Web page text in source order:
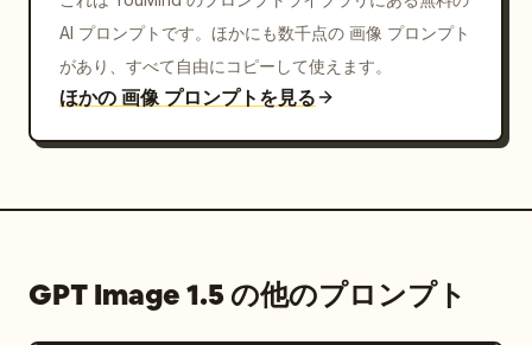
AI プロンプトです。ほかにも数千点の 画像 プロンプト
があり、すべて自由にコピーして使えます。
ほかの 画像 プロンプトを見る
GPT Image 1.5 の他のプロンプト